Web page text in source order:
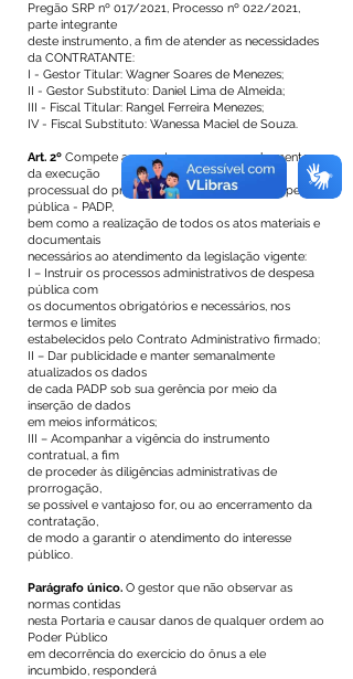
Pregão SRP nº 017/2021, Processo nº 022/2021,
parte integrante
deste instrumento, a fim de atender as necessidades
da CONTRATANTE:
I - Gestor Titular: Wagner Soares de Menezes;
II - Gestor Substituto: Daniel Lima de Almeida;
III - Fiscal Titular: Rangel Ferreira Menezes;
IV - Fiscal Substituto: Wanessa Maciel de Souza.
Art. 2º Compete aos gestores o acompanhamento
da execução
processual do processo administrativo de despesa
pública - PADP,
bem como a realização de todos os atos materiais e
documentais
necessários ao atendimento da legislação vigente:
I – Instruir os processos administrativos de despesa
pública com
os documentos obrigatórios e necessários, nos
termos e limites
estabelecidos pelo Contrato Administrativo firmado;
II – Dar publicidade e manter semanalmente
atualizados os dados
de cada PADP sob sua gerência por meio da
inserção de dados
em meios informáticos;
III – Acompanhar a vigência do instrumento
contratual, a fim
de proceder às diligências administrativas de
prorrogação,
se possível e vantajoso for, ou ao encerramento da
contratação,
de modo a garantir o atendimento do interesse
público.
Parágrafo único. O gestor que não observar as
normas contidas
nesta Portaria e causar danos de qualquer ordem ao
Poder Público
em decorrência do exercício do ônus a ele
incumbido, responderá